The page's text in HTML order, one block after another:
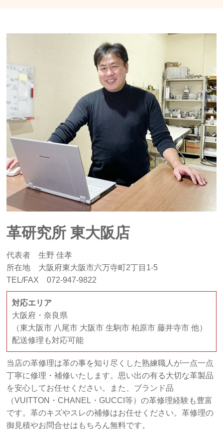
革研究所 東大阪店
代表者 生野 佳孝
所在地 大阪府東大阪市六万寺町2丁目1-5
TEL/FAX 072-947-9822
対応エリア
大阪府・奈良県
（東大阪市 八尾市 大阪市 生駒市 柏原市 藤井寺市 他）
配送修理も対応可能
当店の革修理は革の事を知り尽くした熟練職人が一点一点
丁寧に修理・補修いたします。思い出の有る大切な革製品
を安心してお任せください。また、ブランド品
（VUITTON・CHANEL・GUCCI等）の革修理経験も豊富
です。革のキズやスレの補修はお任せください。革修理の
御見積やお問合せはもちろん無料です。